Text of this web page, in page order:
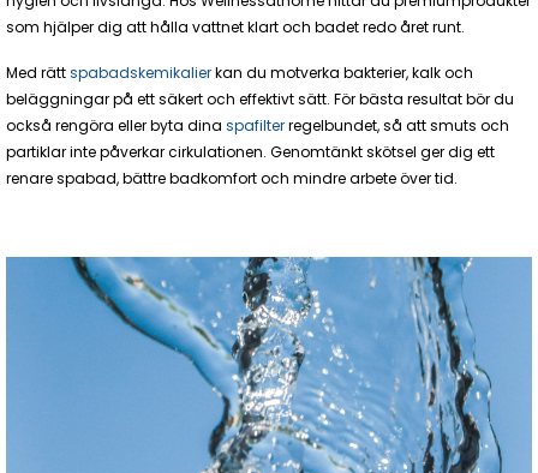
som hjälper dig att hålla vattnet klart och badet redo året runt.
Med rättspabadskemikalierkan du motverka bakterier, kalk och
beläggningar på ett säkert och effektivt sätt. För bästa resultat bör du
också rengöra eller byta dina spafilterregelbundet, så att smuts och
partiklar inte påverkar cirkulationen. Genomtänkt skötsel ger dig ett
renare spabad, bättre badkomfort och mindre arbete över tid.